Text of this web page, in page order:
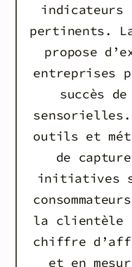
indicateurs
pertinents.
propose
entreprises
succès
sensorielles.
outils et
de
initiatives
la clientèle
chiffre
et en